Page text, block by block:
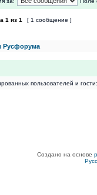
1 из 1 [ 1 сообщение ]
Русфорума
пользователей и
Создано на основе